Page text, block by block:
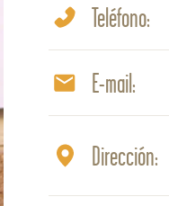
Teléfono:
E-mail:
Dirección: